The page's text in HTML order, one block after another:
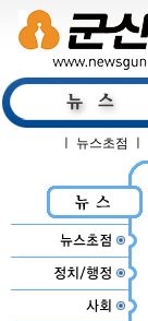
뉴스초점